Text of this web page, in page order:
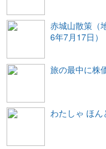
赤城山散策（
6年7月17日）
旅の最中に株
わたしゃ ほ